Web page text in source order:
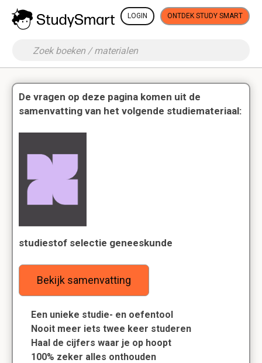
LOGIN ONTDEK STUDY SMART
De vragen op deze pagina komen uit de
samenvatting van het volgende studiemateriaal:
studiestof selectie geneeskunde
Bekijk samenvatting
Een unieke studie- en oefentool
Nooit meer iets twee keer studeren
Haal de cijfers waar je op hoopt
100% zeker alles onthouden